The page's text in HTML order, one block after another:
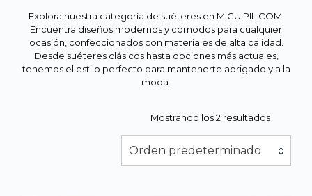
Explora nuestra categoría de suéteres en MIGUIPIL.COM.
Encuentra diseños modernos y cómodos para cualquier
ocasión, confeccionados con materiales de alta calidad.
Desde suéteres clásicos hasta opciones más actuales,
tenemos el estilo perfecto para mantenerte abrigado y a la
moda.
Mostrando los 2 resultados
Orden predeterminado